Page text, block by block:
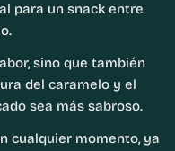
para un snack entre
sino que también
del caramelo y el
sea más sabroso.
cualquier momento, ya